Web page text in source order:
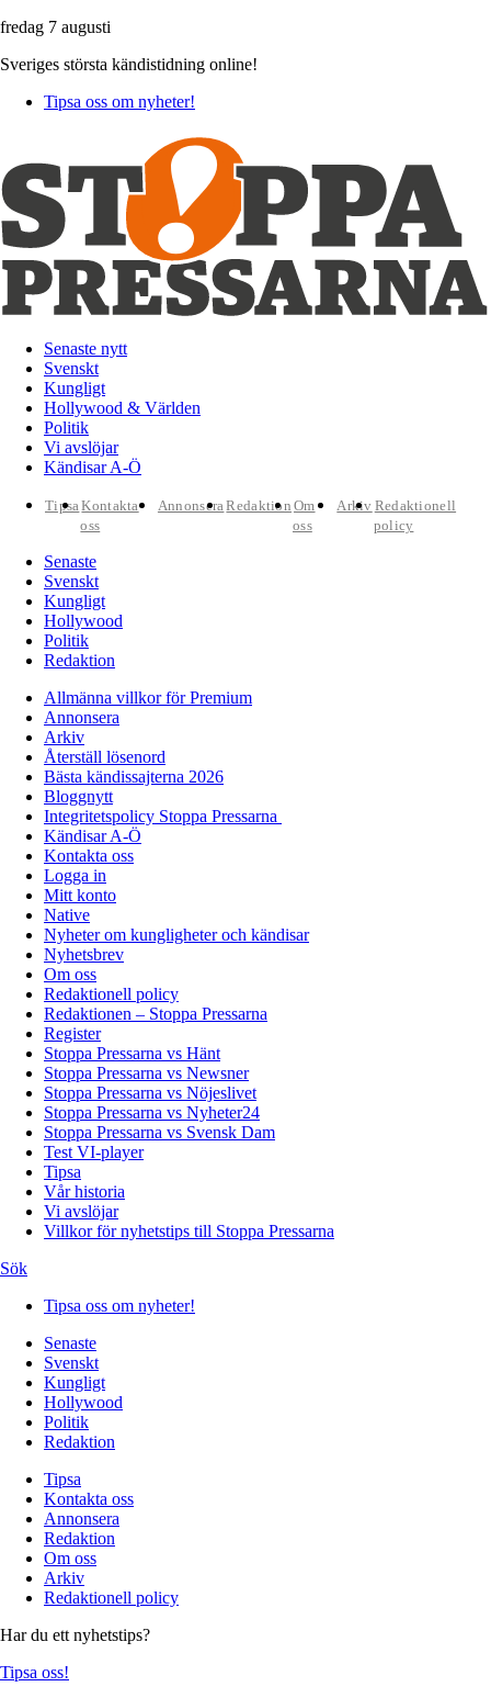
fredag 7 augusti
Sveriges största kändistidning online!
Tipsa oss om nyheter!
Senaste nytt
Svenskt
Kungligt
Hollywood & Världen
Politik
Vi avslöjar
Kändisar A-Ö
TipsaKontakta
oss
AnnonseraRedaktion Om
oss
Arkiv Redaktionell
policy
Senaste
Svenskt
Kungligt
Hollywood
Politik
Redaktion
Allmänna villkor för Premium
Annonsera
Arkiv
Återställ lösenord
Bästa kändissajterna 2026
Bloggnytt
Integritetspolicy Stoppa Pressarna
Kändisar A-Ö
Kontakta oss
Logga in
Mitt konto
Native
Nyheter om kungligheter och kändisar
Nyhetsbrev
Om oss
Redaktionell policy
Redaktionen – Stoppa Pressarna
Register
Stoppa Pressarna vs Hänt
Stoppa Pressarna vs Newsner
Stoppa Pressarna vs Nöjeslivet
Stoppa Pressarna vs Nyheter24
Stoppa Pressarna vs Svensk Dam
Test VI-player
Tipsa
Vår historia
Vi avslöjar
Villkor för nyhetstips till Stoppa Pressarna
Sök
Tipsa oss om nyheter!
Senaste
Svenskt
Kungligt
Hollywood
Politik
Redaktion
Tipsa
Kontakta oss
Annonsera
Redaktion
Om oss
Arkiv
Redaktionell policy
Har du ett nyhetstips?
Tipsa oss!